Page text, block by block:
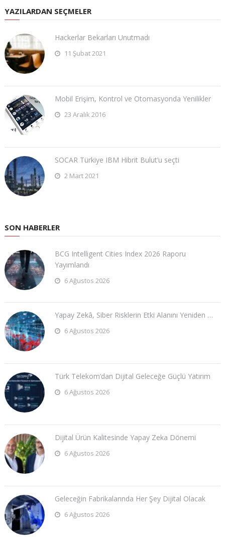
YAZILARDAN SEÇMELER
Hackerlar Bekarları Unutmadı
11 Şubat 2021
Mobil Erişim, Kontrol ve Otomasyonda Yenilikler
23 Aralık 2016
SOCAR Türkiye IBM Hibrit Bulut’u seçti
2 Mart 2021
SON HABERLER
BCG Intelligent Cities Index 2026 Raporu
Yayımlandı
6 Ağustos 2026
Yapay Zekâ, Siber Risklerin Etki Alanını Yeniden …
6 Ağustos 2026
Türk Telekom’dan Dijital Geleceğe Güçlü Yatırım
6 Ağustos 2026
Dijital Ürün Kalitesinde Yapay Zeka Dönemi
6 Ağustos 2026
Geleceğin Fabrikalarında Her Şey Dijital Olacak
6 Ağustos 2026